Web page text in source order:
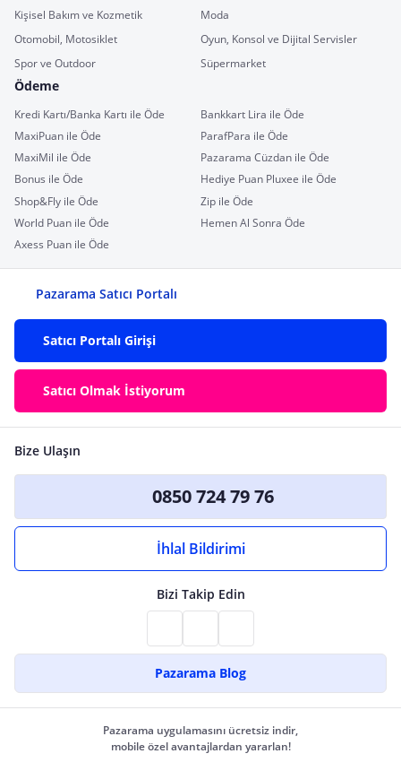
Kişisel Bakım ve Kozmetik
Moda
Otomobil, Motosiklet
Oyun, Konsol ve Dijital Servisler
Spor ve Outdoor
Süpermarket
Ödeme
Kredi Kartı/Banka Kartı ile Öde
Bankkart Lira ile Öde
MaxiPuan ile Öde
ParafPara ile Öde
MaxiMil ile Öde
Pazarama Cüzdan ile Öde
Bonus ile Öde
Hediye Puan Pluxee ile Öde
Shop&Fly ile Öde
Zip ile Öde
World Puan ile Öde
Hemen Al Sonra Öde
Axess Puan ile Öde
Pazarama Satıcı Portalı
Satıcı Portalı Girişi
Satıcı Olmak İstiyorum
Bize Ulaşın
0850 724 79 76
İhlal Bildirimi
Bizi Takip Edin
Pazarama Blog
Pazarama uygulamasını ücretsiz indir,
mobile özel avantajlardan yararlan!